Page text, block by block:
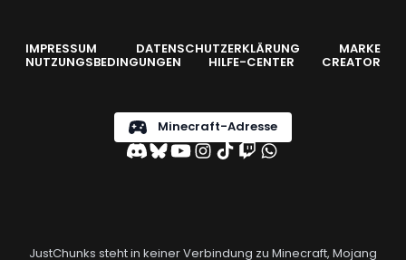
IMPRESSUM DATENSCHUTZERKLÄRUNG MARKE
NUTZUNGSBEDINGUNGEN HILFE-CENTER CREATOR
Minecraft-Adresse
JustChunks steht in keiner Verbindung zu Minecraft, Mojang